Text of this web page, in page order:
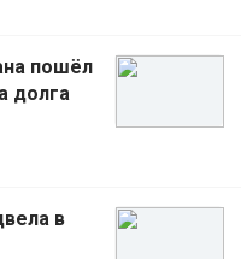
пошёл
долга
в